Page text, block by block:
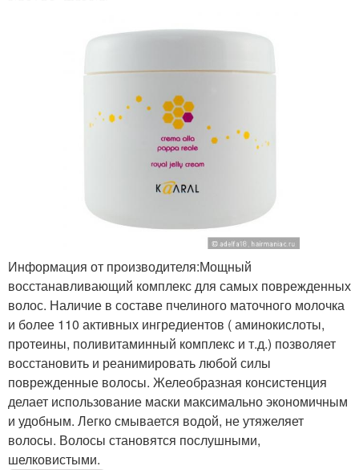
Информация от производителя:Мощный
восстанавливающий комплекс для самых поврежденных
волос. Наличие в составе пчелиного маточного молочка
и более 110 активных ингредиентов ( аминокислоты,
протеины, поливитаминный комплекс и т.д.) позволяет
восстановить и реанимировать любой силы
поврежденные волосы. Желеобразная консистенция
делает использование маски максимально экономичным
и удобным. Легко смывается водой, не утяжеляет
волосы. Волосы становятся послушными,
шелковистыми.